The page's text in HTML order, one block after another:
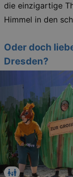
die einzigartige
Himmel in den
Oder doch
Dresden?